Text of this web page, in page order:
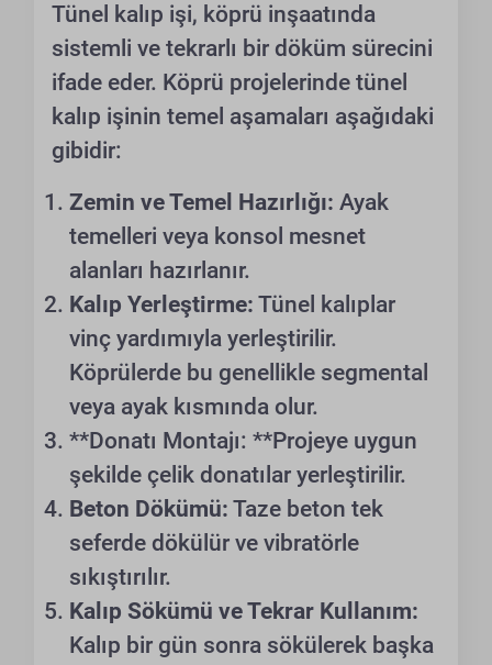
Tünel kalıp işi, köprü inşaatında
sistemli ve tekrarlı bir döküm sürecini
ifade eder. Köprü projelerinde tünel
kalıp işinin temel aşamaları aşağıdaki
gibidir:
Zemin ve Temel Hazırlığı: Ayak
temelleri veya konsol mesnet
alanları hazırlanır.
Kalıp Yerleştirme: Tünel kalıplar
vinç yardımıyla yerleştirilir.
Köprülerde bu genellikle segmental
veya ayak kısmında olur.
**Donatı Montajı: **Projeye uygun
şekilde çelik donatılar yerleştirilir.
Beton Dökümü: Taze beton tek
seferde dökülür ve vibratörle
sıkıştırılır.
Kalıp Sökümü ve Tekrar Kullanım:
Kalıp bir gün sonra sökülerek başka